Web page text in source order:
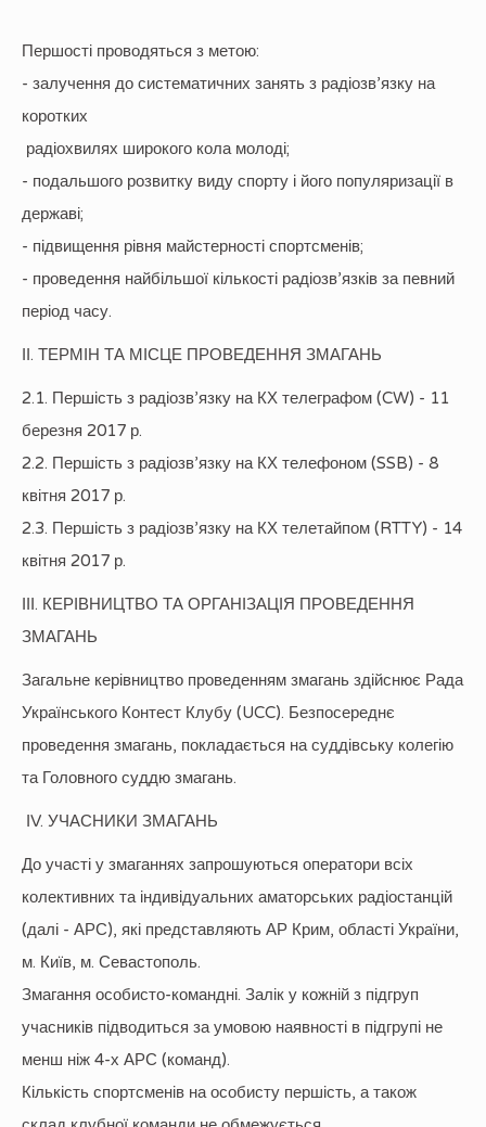
Першості проводяться з метою:
- залучення до систематичних занять з радіозв’язку на
коротких
радіохвилях широкого кола молоді;
- подальшого розвитку виду спорту і його популяризації в
державі;
- підвищення рівня майстерності спортсменів;
- проведення найбільшої кількості радіозв’язків за певний
період часу.
ІІ. ТЕРМІН ТА МІСЦЕ ПРОВЕДЕННЯ ЗМАГАНЬ
2.1. Першість з радіозв’язку на КХ телеграфом (CW) - 11
березня 2017 р.
2.2. Першість з радіозв’язку на КХ телефоном (SSB) - 8
квітня 2017 р.
2.3. Першість з радіозв’язку на КХ телетайпом (RTTY) - 14
квітня 2017 р.
ІІІ. КЕРІВНИЦТВО ТА ОРГАНІЗАЦІЯ ПРОВЕДЕННЯ
ЗМАГАНЬ
Загальне керівництво проведенням змагань здійснює Рада
Українського Контест Клубу (UCC). Безпосереднє
проведення змагань, покладається на суддівську колегію
та Головного суддю змагань.
ІV. УЧАСНИКИ ЗМАГАНЬ
До участі у змаганнях запрошуються оператори всіх
колективних та індивідуальних аматорських радіостанцій
(далі - АРС), які представляють АР Крим, області України,
м. Київ, м. Севастополь.
Змагання особисто-командні. Залік у кожній з підгруп
учасників підводиться за умовою наявності в підгрупі не
менш ніж 4-х АРС (команд).
Кількість спортсменів на особисту першість, а також